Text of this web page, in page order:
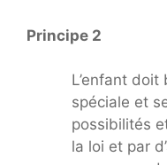
Principe 2
L’enfant doit
spéciale et
possibilités
la loi et par